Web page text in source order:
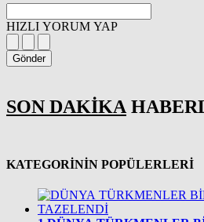
HIZLI YORUM YAP
Gönder
SON DAKİKA
KATEGORİNİN POPÜLERLERİ